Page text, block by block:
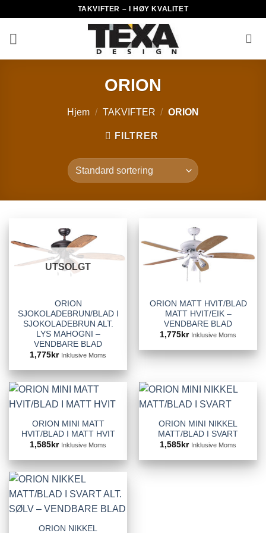
content
TAKVIFTER – I HØY KVALITET
ORION
Hjem / TAKVIFTER / ORION
FILTRER
UTSOLGT
ORION
SJOKOLADEBRUN/BLAD I
SJOKOLADEBRUN ALT.
LYS MAHOGNI –
VENDBARE BLAD
1,775 kr Inklusive Moms
ORION MATT HVIT/BLAD
MATT HVIT/EIK –
VENDBARE BLAD
1,775 kr Inklusive Moms
ORION MINI MATT
HVIT/BLAD I MATT HVIT
1,585 kr Inklusive Moms
ORION MINI NIKKEL
MATT/BLAD I SVART
1,585 kr Inklusive Moms
ORION NIKKEL